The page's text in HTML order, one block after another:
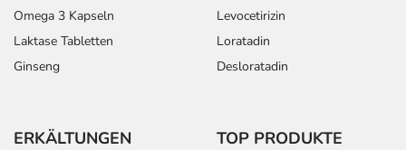
Omega 3 Kapseln
Laktase Tabletten
Ginseng
Levocetirizin
Loratadin
Desloratadin
ERKÄLTUNGEN TOP PRODUKTE